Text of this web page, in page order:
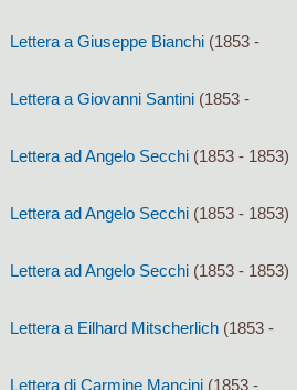
Lettera a Giuseppe Bianchi (1853 -
Lettera a Giovanni Santini (1853 -
Lettera ad Angelo Secchi (1853 - 1853)
Lettera ad Angelo Secchi (1853 - 1853)
Lettera ad Angelo Secchi (1853 - 1853)
Lettera a Eilhard Mitscherlich (1853 -
Lettera di Carmine Mancini (1853 -